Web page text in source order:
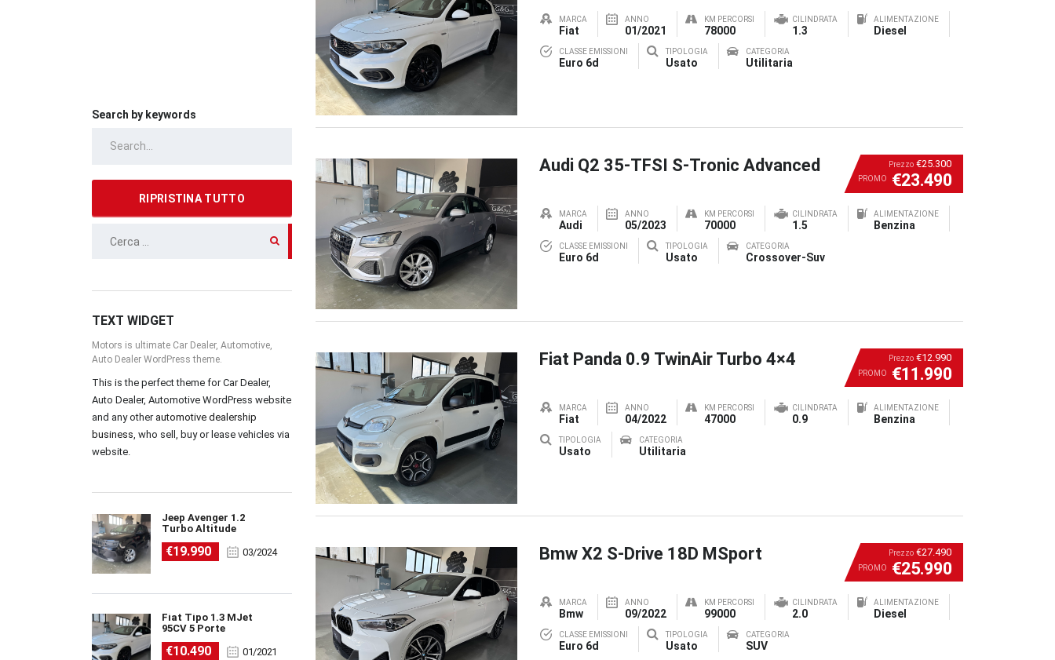
Search by keywords
RIPRISTINA TUTTO
RICERCA
TEXT WIDGET
Motors is ultimate Car Dealer, Automotive,
Auto Dealer WordPress theme.
This is the perfect theme for Car Dealer,
Auto Dealer, Automotive WordPress website
and any other automotive dealership
business, who sell, buy or lease vehicles via
website.
Jeep Avenger 1.2
Turbo Altitude
€19.990 03/2024
Fiat Tipo 1.3 MJet
95CV 5 Porte
€10.490 01/2021
MARCA
Fiat
ANNO
01/2021
KM PERCORSI
78000
CILINDRATA
1.3
ALIMENTAZIONE
Diesel
CLASSE EMISSIONI
Euro 6d
TIPOLOGIA
Usato
CATEGORIA
Utilitaria
Prezzo €25.300
PROMO €23.490
Audi Q2 35-TFSI S-Tronic Advanced
MARCA
Audi
ANNO
05/2023
KM PERCORSI
70000
CILINDRATA
1.5
ALIMENTAZIONE
Benzina
CLASSE EMISSIONI
Euro 6d
TIPOLOGIA
Usato
CATEGORIA
Crossover-Suv
Prezzo €12.990
PROMO €11.990
Fiat Panda 0.9 TwinAir Turbo 4×4
MARCA
Fiat
ANNO
04/2022
KM PERCORSI
47000
CILINDRATA
0.9
ALIMENTAZIONE
Benzina
TIPOLOGIA
Usato
CATEGORIA
Utilitaria
Prezzo €27.490
PROMO €25.990
Bmw X2 S-Drive 18D MSport
MARCA
Bmw
ANNO
09/2022
KM PERCORSI
99000
CILINDRATA
2.0
ALIMENTAZIONE
Diesel
CLASSE EMISSIONI
Euro 6d
TIPOLOGIA
Usato
CATEGORIA
SUV